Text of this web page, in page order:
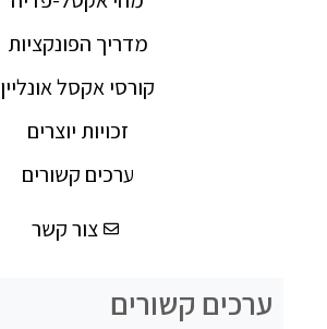
מדריך הפונקציות
קורסי אקסל אונליין
זכויות יוצרים
ערכים קשורים
צור קשר
ערכים קשורים